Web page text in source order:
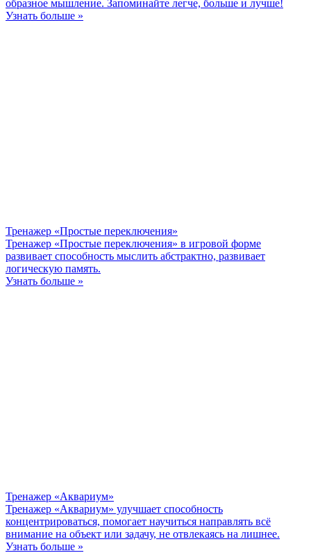
образное мышление. Запоминайте легче, больше и лучше!
Узнать больше »
Тренажер «Простые переключения»
Тренажер «Простые переключения» в игровой форме
развивает способность мыслить абстрактно, развивает
логическую память.
Узнать больше »
Тренажер «Аквариум»
Тренажер «Аквариум» улучшает способность
концентрироваться, помогает научиться направлять всё
внимание на объект или задачу, не отвлекаясь на лишнее.
Узнать больше »